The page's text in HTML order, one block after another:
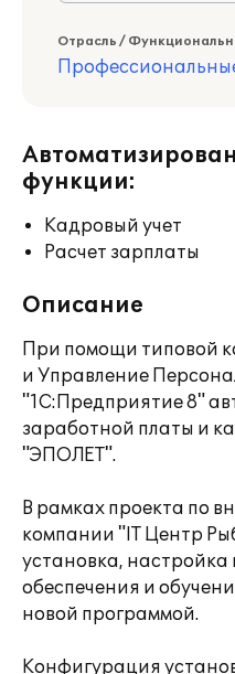
Отрасль /
функции:
Кадровый учет
Расчет зарплаты
Описание
При помощи типовой
и Управление
"1С:Предприятие 8"
заработной платы и
"ЭПОЛЕТ".
В рамках проекта по
компании "IT Центр
установка, настройка
обеспечения и
новой программой.
Конфигурация